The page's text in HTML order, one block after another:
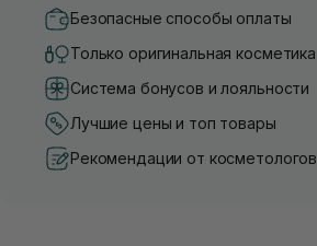
Безопасные способы оплаты
Только оригинальная косметика
Система бонусов и лояльности
Лучшие цены и топ товары
Рекомендации от косметологов